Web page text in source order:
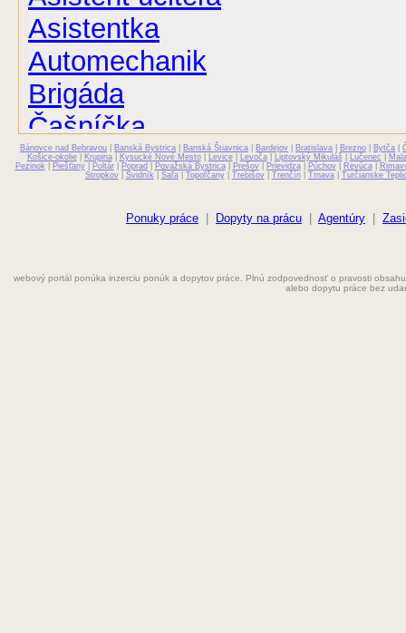
Asistentka
Automechanik
Brigáda
Čašníčka
Čašník
Farmaceut
Grafik
Bánovce nad Bebravou Banská Bystrica Banská Štiavnica Bardejov Bratislava Brezno Bytča |
Košice-okolie| Krupina| Kysucké Nové Mesto| Levice| Levoča| Liptovský Mikuláš Lučenec
Pezinok
Piešťany| Poltár| Poprad Považská Bystrica| Prešov| Prievidza| Púchov| Revúca|
Stropkov| Svidník Šaľa| Topoľčany| Trebišov| Trenčín| Trnava| Turčianske
Ponuky práce Dopyty na prácu Agentúry
webový portál ponúka inzerciu ponúk a dopytov práce. Plnú zodpovednosť o pravosti
alebo dopytu práce bez